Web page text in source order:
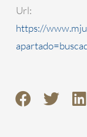
Url:
https://